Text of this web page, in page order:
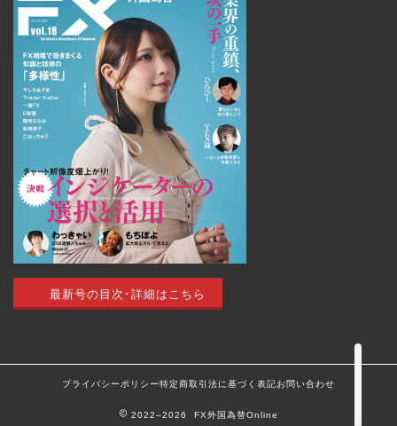
最新号の目次･詳細はこちら
プライバシーポリシー特定商取引法に基づく表記お問い合わせ
2022–2026 FX外国為替Online
外国為替 vol.18
発売のお知らせ
トレードアイデア
最新記事（すべての記事）